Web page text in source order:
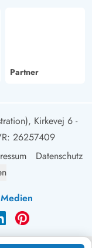
Partner
Kirkevej 6 -
26257409
Datenschutz